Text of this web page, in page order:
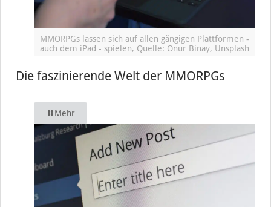
MMORPGs lassen sich auf allen gängigen Plattformen -
auch dem iPad - spielen, Quelle: Onur Binay, Unsplash
Die faszinierende Welt der MMORPGs
Mehr